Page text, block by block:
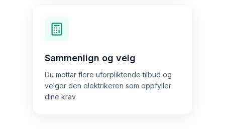
Sammenlign og velg
Du mottar flere uforpliktende tilbud og
velger den elektrikeren som oppfyller
dine krav.